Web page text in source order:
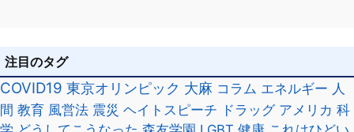
注目のタグ
COVID19 東京オリンピック 大麻 コラム エネルギー 人
間 教育 風営法 震災 ヘイトスピーチ ドラッグ アメリカ 科